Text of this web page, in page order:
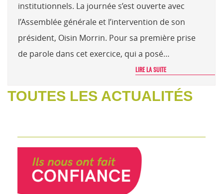
institutionnels. La journée s’est ouverte avec
l’Assemblée générale et l’intervention de son
président, Oisin Morrin. Pour sa première prise
de parole dans cet exercice, qui a posé…
LIRE LA SUITE
TOUTES LES ACTUALITÉS